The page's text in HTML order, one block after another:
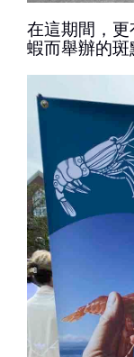
在這期間，更
蝦而舉辦的斑